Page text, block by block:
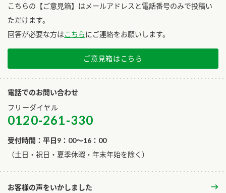
こちらの【ご意見箱】はメールアドレスと電話番号のみで投稿い
ただけます。
回答が必要な方はこちらにご連絡をお願いします。
ご意見箱はこちら
電話でのお問い合わせ
フリーダイヤル
0120-261-330
受付時間：平日9：00～16：00
​（土日・祝日・夏季休暇・年末年始を除く）
お客様の声をいかしました